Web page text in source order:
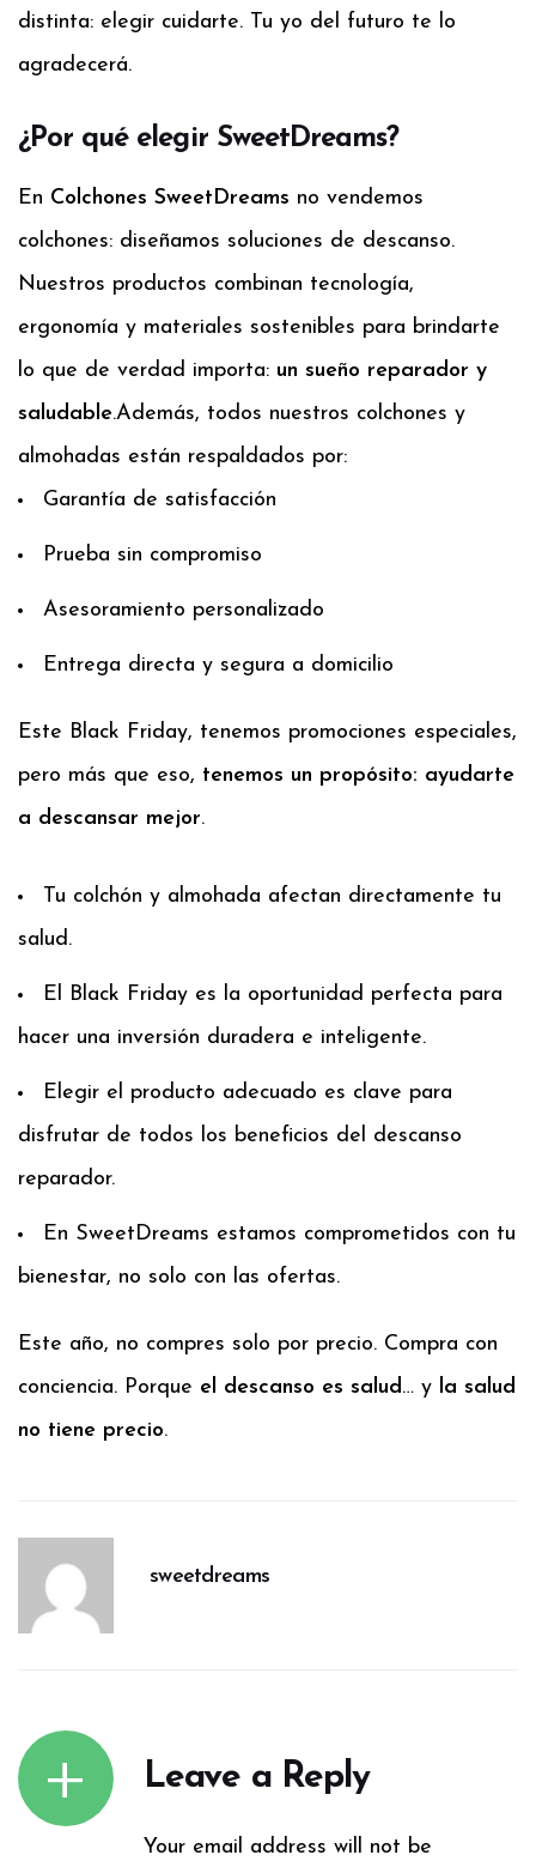
distinta: elegir cuidarte. Tu yo del futuro te lo
agradecerá.
¿Por qué elegir SweetDreams?
En Colchones SweetDreams no vendemos
colchones: diseñamos soluciones de descanso.
Nuestros productos combinan tecnología,
ergonomía y materiales sostenibles para brindarte
lo que de verdad importa: un sueño reparador y
saludable.Además, todos nuestros colchones y
almohadas están respaldados por:
Garantía de satisfacción
Prueba sin compromiso
Asesoramiento personalizado
Entrega directa y segura a domicilio
Este Black Friday, tenemos promociones especiales,
pero más que eso, tenemos un propósito: ayudarte
a descansar mejor.
Tu colchón y almohada afectan directamente tu
salud.
El Black Friday es la oportunidad perfecta para
hacer una inversión duradera e inteligente.
Elegir el producto adecuado es clave para
disfrutar de todos los beneficios del descanso
reparador.
En SweetDreams estamos comprometidos con tu
bienestar, no solo con las ofertas.
Este año, no compres solo por precio. Compra con
conciencia. Porque el descanso es salud… y la salud
no tiene precio.
sweetdreams
Leave a Reply
Your email address will not be